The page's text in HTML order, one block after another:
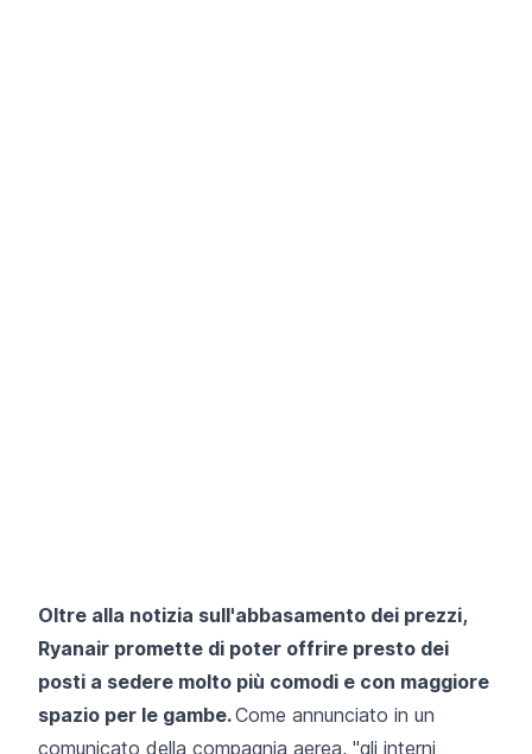
Oltre alla notizia sull'abbasamento dei prezzi,
Ryanair promette di poter offrire presto dei
posti a sedere molto più comodi e con maggiore
spazio per le gambe.Come annunciato in un
comunicato della compagnia aerea, "gli interni